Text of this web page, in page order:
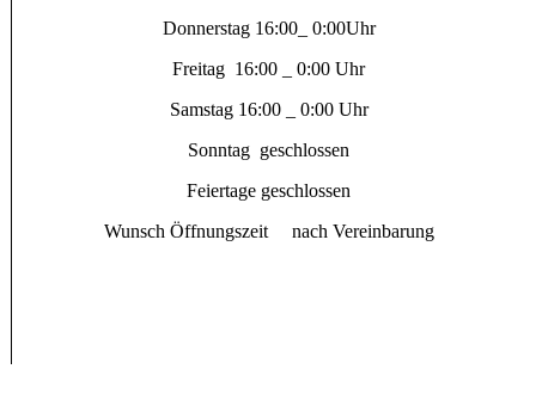
Donnerstag 16:00_ 0:00Uhr
Freitag 16:00 _ 0:00 Uhr
Samstag 16:00 _ 0:00 Uhr
Sonntag geschlossen
Feiertage geschlossen
Wunsch Öffnungszeit nach Vereinbarung